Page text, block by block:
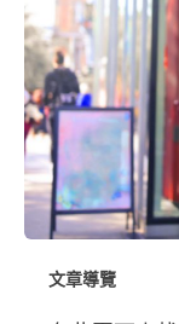
文章導覽